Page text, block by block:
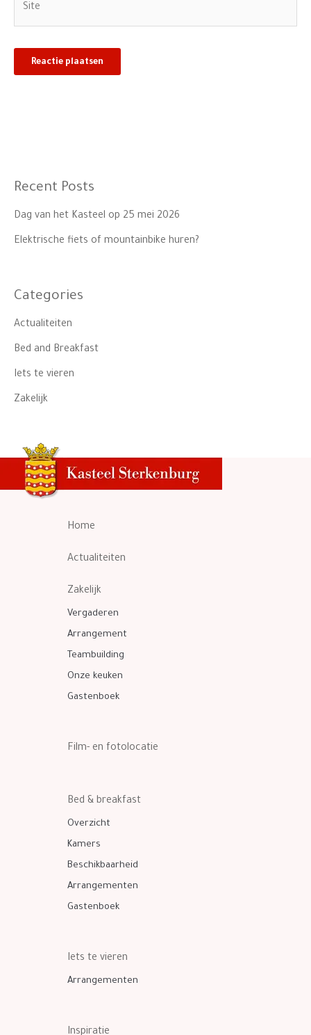
Recent Posts
Dag van het Kasteel op 25 mei 2026
Elektrische fiets of mountainbike huren?
Categories
Actualiteiten
Bed and Breakfast
Iets te vieren
Zakelijk
Home
Actualiteiten
Zakelijk
Vergaderen
Arrangement
Teambuilding
Onze keuken
Gastenboek
Film- en fotolocatie
Bed & breakfast
Overzicht
Kamers
Beschikbaarheid
Arrangementen
Gastenboek
Iets te vieren
Arrangementen
Inspiratie